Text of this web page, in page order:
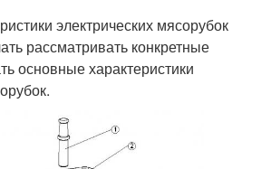
электрических мясорубок
рассматривать конкретные
основные характеристики